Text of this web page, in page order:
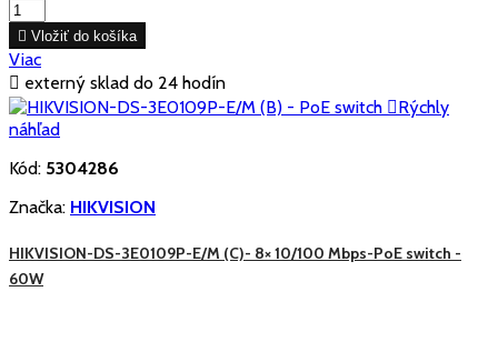
 Vložiť do košíka
Viac
 externý sklad do 24 hodín
Rýchly
náhľad
Kód: 5304286
Značka: HIKVISION
HIKVISION-DS-3E0109P-E/M (C)- 8× 10/100 Mbps-PoE switch -
60W